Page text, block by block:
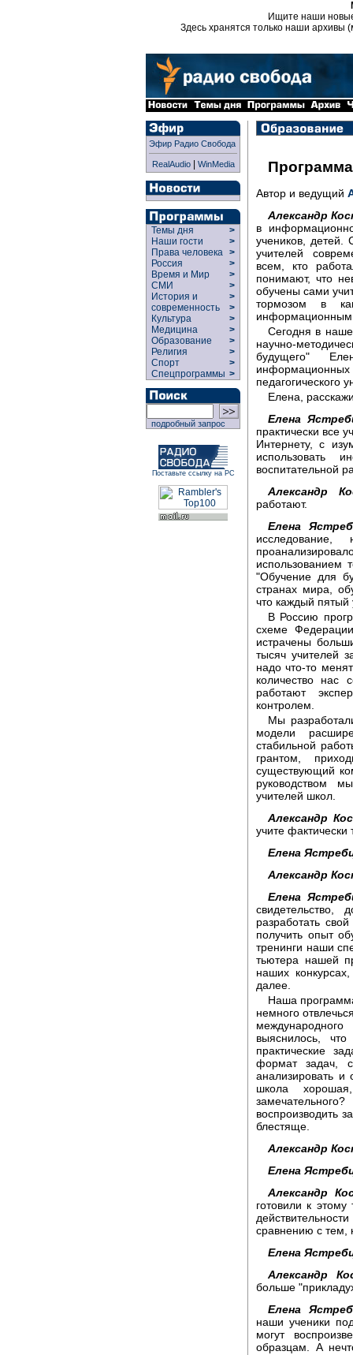
Ищите наши
Здесь хранятся только наши архивы
Эфир Радио Свобода
RealAudio| WinMedia
Темы дня
>
Наши гости
>
Права человека >
Россия
>
Время и Мир
>
СМИ
>
История и
современность
>
>
Культура
>
Медицина
>
Образование
>
Религия
>
Спорт
>
Спецпрограммы >
подробный запрос
Поставьте ссылку на РС
Автор и ведущий
Александр
в
учеников,
учителей
всем, кто
понимают, что
обучены сами
тормозом в
информационным
Сегодня в
научно-
будущего"
педагогического
Елена,
Елена
практически все
Интернету, с
использовать
воспитательной
Александр
работают.
Елена
использованием
"Обучение для
странах мира,
что каждый пятый
В Россию
схеме
истрачены
тысяч учителей
надо что-то
количество нас
работают
контролем.
Мы
модели
стабильной
грантом,
существующий
руководством
учителей школ.
Александр
учите фактически
Елена
Александр
Елена
разработать
получить опыт
тренинги наши
тьютера нашей
наших
далее.
Наша
немного
выяснилось,
практические
формат задач,
анализировать и
школа
воспроизводить
блестяще.
Александр
Елена
Александр
готовили к
сравнению с тем,
Елена
Александр
больше
Елена
наши ученики
могут
образцам. А